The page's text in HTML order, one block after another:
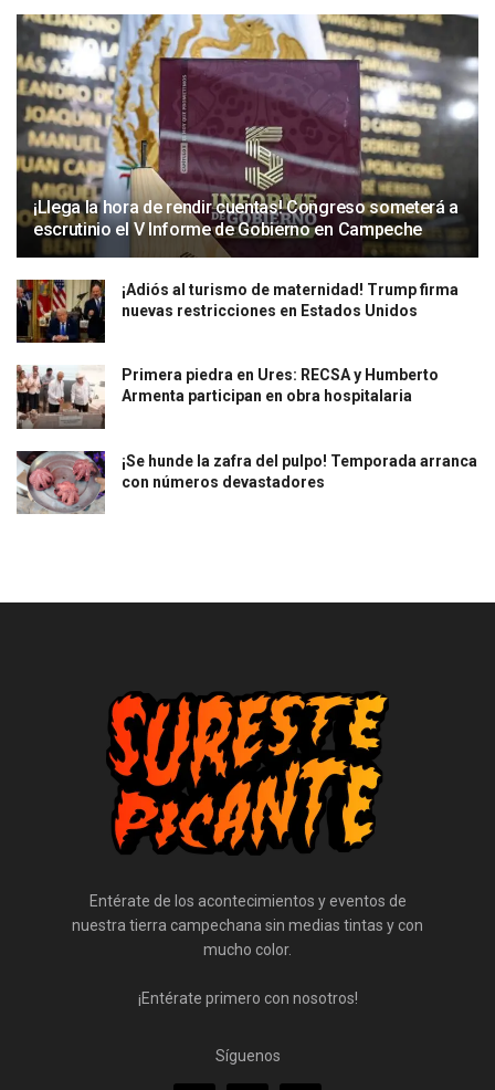
¡Llega la hora de rendir cuentas! Congreso someterá a
escrutinio el V Informe de Gobierno en Campeche
¡Adiós al turismo de maternidad! Trump firma
nuevas restricciones en Estados Unidos
Primera piedra en Ures: RECSA y Humberto
Armenta participan en obra hospitalaria
¡Se hunde la zafra del pulpo! Temporada arranca
con números devastadores
Entérate de los acontecimientos y eventos de
nuestra tierra campechana sin medias tintas y con
mucho color.
¡Entérate primero con nosotros!
Síguenos